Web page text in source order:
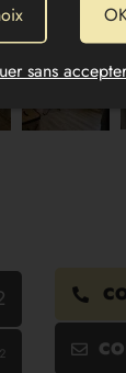
sans accepter